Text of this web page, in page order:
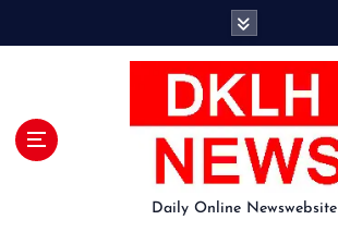
Daily Online Newswebsite